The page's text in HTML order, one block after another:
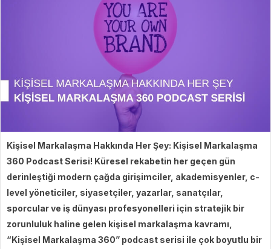
Kişisel Markalaşma Hakkında Her Şey: Kişisel Markalaşma
360 Podcast Serisi! Küresel rekabetin her geçen gün
derinleştiği modern çağda girişimciler, akademisyenler, c-
level yöneticiler, siyasetçiler, yazarlar, sanatçılar,
sporcular ve iş dünyası profesyonelleri için stratejik bir
zorunluluk haline gelen kişisel markalaşma kavramı,
“Kişisel Markalaşma 360” podcast serisi ile çok boyutlu bir